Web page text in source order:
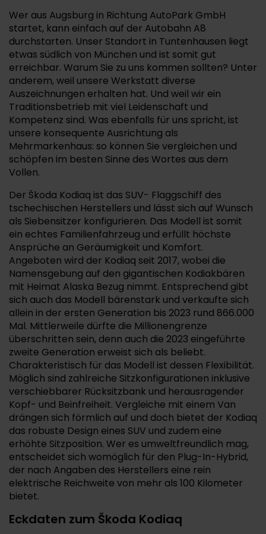
Wer aus Augsburg in Richtung AutoPark GmbH
startet, kann einfach auf der Autobahn A8
durchstarten. Unser Standort in Tuntenhausen liegt
etwas südlich von München und ist somit gut
erreichbar. Warum Sie zu uns kommen sollten? Unter
anderem, weil unsere Werkstatt diverse
Auszeichnungen erhalten hat. Und weil wir ein
Traditionsbetrieb mit viel Leidenschaft und
Kompetenz sind. Was ebenfalls für uns spricht, ist
unsere konsequente Ausrichtung als
Mehrmarkenhaus: so können Sie vergleichen und
schöpfen im besten Sinne des Wortes aus dem
Vollen.
Der Škoda Kodiaq ist das SUV- Flaggschiff des
tschechischen Herstellers und lässt sich auf Wunsch
als Siebensitzer konfigurieren. Das Modell ist somit
ein echtes Familienfahrzeug und erfüllt höchste
Ansprüche an Geräumigkeit und Komfort.
Angeboten wird der Kodiaq seit 2017, wobei die
Namensgebung auf den gigantischen Kodiakbären
mit Heimat Alaska Bezug nimmt. Entsprechend gibt
sich auch das Modell bärenstark und verkaufte sich
allein in der ersten Generation bis 2023 rund 866.000
Mal. Mittlerweile dürfte die Millionengrenze
überschritten sein, denn auch die 2023 eingeführte
zweite Generation erweist sich als beliebt.
Charakteristisch für das Modell ist dessen Flexibilität.
Möglich sind zahlreiche Sitzkonfigurationen inklusive
verschiebbarer Rücksitzbank und herausragender
Kopf- und Beinfreiheit. Vergleiche mit einem Van
drängen sich förmlich auf und doch bietet der Kodiaq
das robuste Design eines SUV und zudem eine
erhöhte Sitzposition. Wer es umweltfreundlich mag,
entscheidet sich womöglich für den Plug-In-Hybrid,
der nach Angaben des Herstellers eine rein
elektrische Reichweite von mehr als 100 Kilometer
bietet.
Eckdaten zum Škoda Kodiaq